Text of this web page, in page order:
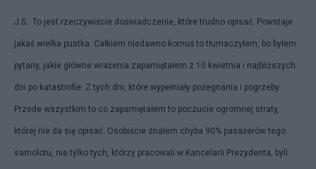
J.S.: To jest rzeczywiście doświadczenie, które trudno opisać. Powstaje
jakaś wielka pustka. Całkiem niedawno komuś to tłumaczyłem, bo byłem
pytany, jakie główne wrażenia zapamiętałem z 10 kwietnia i najbliższych
dni po katastrofie. Z tych dni, które wypełniały pożegnania i pogrzeby.
Przede wszystkim to co zapamiętałem to poczucie ogromnej straty,
której nie da się opisać. Osobiście znałem chyba 90% pasażerów tego
samolotu, nie tylko tych, którzy pracowali w Kancelarii Prezydenta, byli